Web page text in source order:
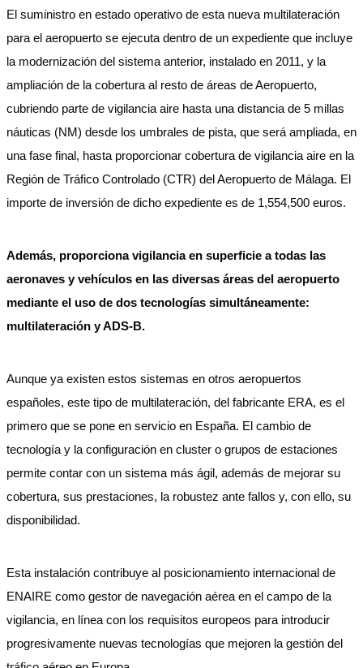
El suministro en estado operativo de esta nueva multilateración
para el aeropuerto se ejecuta dentro de un expediente que incluye
la modernización del sistema anterior, instalado en 2011, y la
ampliación de la cobertura al resto de áreas de Aeropuerto,
cubriendo parte de vigilancia aire hasta una distancia de 5 millas
náuticas (NM) desde los umbrales de pista, que será ampliada, en
una fase final, hasta proporcionar cobertura de vigilancia aire en la
Región de Tráfico Controlado (CTR) del Aeropuerto de Málaga. El
importe de inversión de dicho expediente es de 1,554,500 euros.
Además, proporciona vigilancia en superficie a todas las
aeronaves y vehículos en las diversas áreas del aeropuerto
mediante el uso de dos tecnologías simultáneamente:
multilateración y ADS-B.
Aunque ya existen estos sistemas en otros aeropuertos
españoles, este tipo de multilateración, del fabricante ERA, es el
primero que se pone en servicio en España. El cambio de
tecnología y la configuración en cluster o grupos de estaciones
permite contar con un sistema más ágil, además de mejorar su
cobertura, sus prestaciones, la robustez ante fallos y, con ello, su
disponibilidad.
Esta instalación contribuye al posicionamiento internacional de
ENAIRE como gestor de navegación aérea en el campo de la
vigilancia, en línea con los requisitos europeos para introducir
progresivamente nuevas tecnologías que mejoren la gestión del